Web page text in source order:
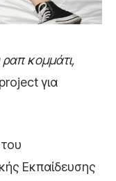
κομμάτι,
για
Εκπαίδευσης